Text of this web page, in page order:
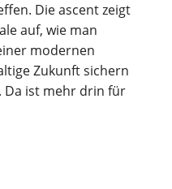
Die ascent zeigt
auf, wie man
modernen
Zukunft sichern
Da ist mehr drin für